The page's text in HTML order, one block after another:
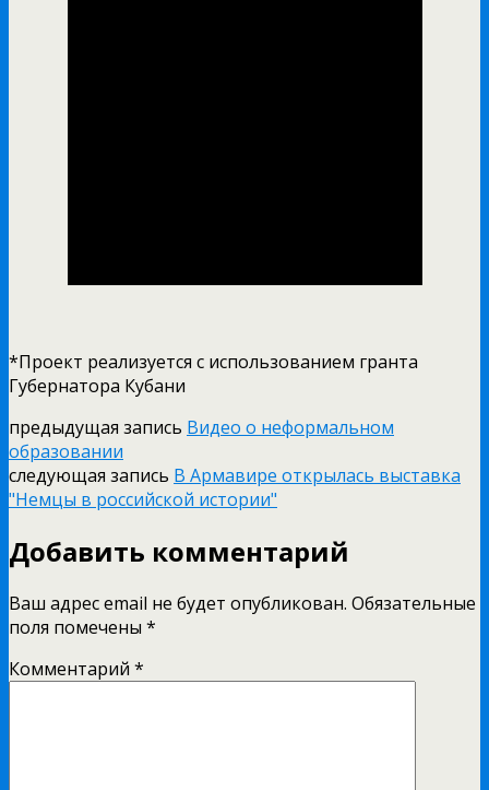
*Проект реализуется с использованием гранта
Губернатора Кубани
предыдущая запись Видео о неформальном
образовании
следующая запись В Армавире открылась выставка
"Немцы в российской истории"
Добавить комментарий
Ваш адрес email не будет опубликован. Обязательные
поля помечены *
Комментарий *